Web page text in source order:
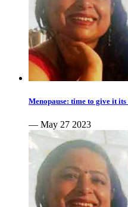
Menopause: time to give it
— May 27 2023